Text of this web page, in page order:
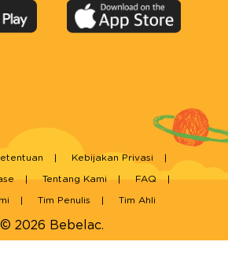
© 2026 Bebelac.
Kebijakan Privasi
Tentang Kami FAQ
Tim Penulis Tim Ahli